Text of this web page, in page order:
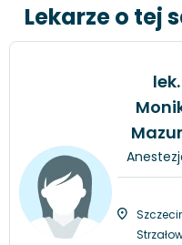
Lekarze o tej
lek.